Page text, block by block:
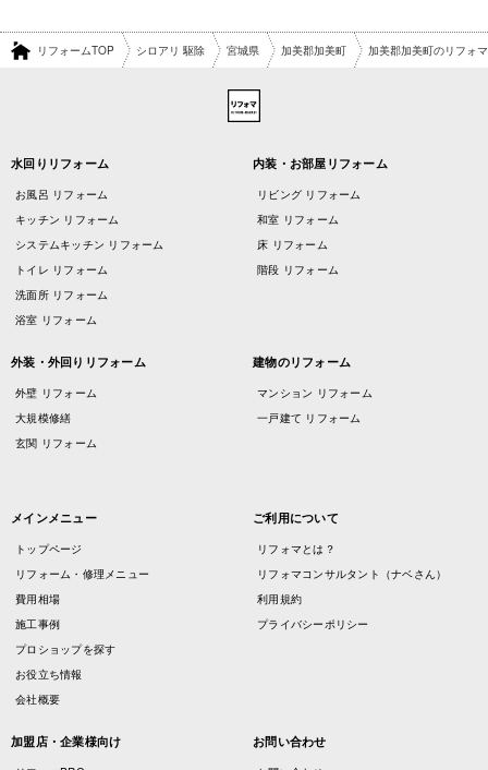
リフォームTOP シロアリ 駆除 宮城県 加美郡加美町 加美郡加美町のリフォ
水回りリフォーム
お風呂 リフォーム
キッチン リフォーム
システムキッチン リフォーム
トイレ リフォーム
洗面所 リフォーム
浴室 リフォーム
内装・お部屋リフォーム
リビング リフォーム
和室 リフォーム
床 リフォーム
階段 リフォーム
外装・外回りリフォーム
外壁 リフォーム
大規模修繕
玄関 リフォーム
建物のリフォーム
マンション リフォーム
一戸建て リフォーム
メインメニュー
トップページ
リフォーム・修理メニュー
費用相場
施工事例
プロショップを探す
お役立ち情報
会社概要
ご利用について
リフォマとは？
リフォマコンサルタント（ナベさん）
利用規約
プライバシーポリシー
加盟店・企業様向け お問い合わせ